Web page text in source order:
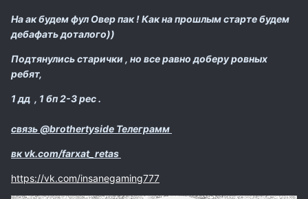
На ак будем фул Овер пак ! Как на прошлым старте будем
дебафать доталого))
Подтянулись старички , но все равно доберу ровных
ребят,
1 дд , 1 бп 2-3 рес .
связь @brothertyside Телеграмм
вк vk.com/farxat_retas
https://vk.com/insanegaming777